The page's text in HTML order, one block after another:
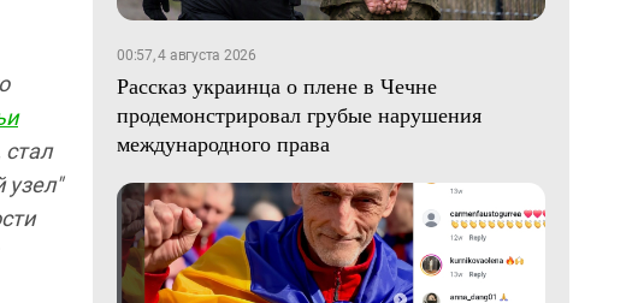
узел"
00:57, 4 августа 2026
Рассказ украинца о плене в Чечне
продемонстрировал грубые нарушения
международного права